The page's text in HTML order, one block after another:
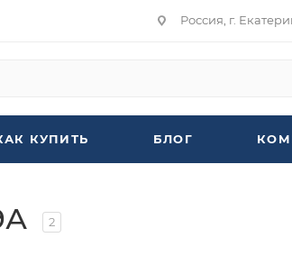
Россия, г.
КУПИТЬ БЛОГ
2